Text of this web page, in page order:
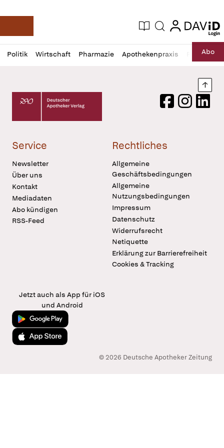
Deutsche Apotheker Zeitung
Aktuelle Ausgabe
Suche login
login
Politik Wirtschaft Pharmazie Apothekenpraxis RechtAbo
Profil
öffnen
Daz
Pur
Deutscher Apotheker Verlag Logo
FacebookInstagram
Service
Newsletter
Über uns
Kontakt
Mediadaten
Abo kündigen
RSS-Feed
Rechtliches
Allgemeine
Geschäftsbedingungen
Allgemeine
Nutzungsbedingungen
Impressum
Datenschutz
Widerrufsrecht
Netiquette
Erklärung zur Barrierefreiheit
Cookies & Tracking
Jetzt auch als App für iOS
und Android
Jetzt bei Google Play
Laden im App Store
© 2026 Deutsche Apotheker Zeitung